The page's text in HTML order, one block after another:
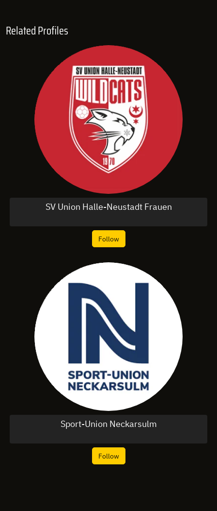
Related Profiles
SV Union Halle-Neustadt Frauen
Follow
Sport-Union Neckarsulm
Follow